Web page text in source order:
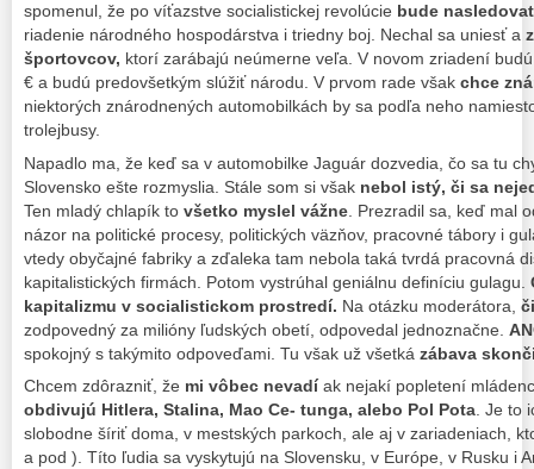
spomenul, že po víťazstve socialistickej revolúcie bude
riadenie národného hospodárstva i triedny boj. Nechal sa uniesť a
športovcov, ktorí zarábajú neúmerne veľa. V novom zriadení
€ a budú predovšetkým slúžiť národu. V prvom rade však chce
niektorých znárodnených automobilkách by sa podľa neho
trolejbusy.
Napadlo ma, že keď sa v automobilke Jaguár dozvedia, čo sa tu
Slovensko ešte rozmyslia. Stále som si však nebol istý, či sa
Ten mladý chlapík to všetko myslel vážne . Prezradil sa, keď mal
názor na politické procesy, politických väzňov, pracovné tábory i
vtedy obyčajné fabriky a zďaleka tam nebola taká tvrdá pracovná
kapitalistických firmách. Potom vystrúhal geniálnu definíciu gulagu.
kapitalizmu v socialistickom prostredí. Na otázku moderátora,
zodpovedný za milióny ľudských obetí, odpovedal jednoznačne.
spokojný s takýmito odpoveďami. Tu však už všetká zábava
Chcem zdôrazniť, že mi vôbec nevadíak nejakí popletení
obdivujú Hitlera, Stalina, Mao Ce- tunga, alebo Pol Pota . Je to
slobodne šíriť doma, v mestských parkoch, ale aj v zariadeniach,
a pod ). Títo ľudia sa vyskytujú na Slovensku, v Európe, v Rusku i